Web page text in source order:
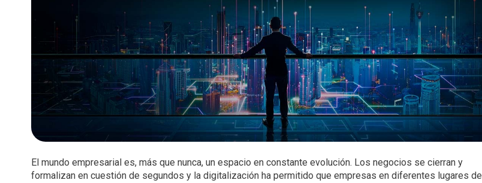
Comunicaciones Unificadas
Salas inteligentes
Soluciones de Valor Agregado
Claro Directo
Mensajeria de texto Empresarial
Bolsa de Gigas
MDM
Data Center
Hosting
Almacenamiento
Respaldo de información
Colocation
Conectividad Datacenter
Administración TI
Productividad
Soluciones de industria
Soluciones empresariales
Merchant SuperApp
Publicidad ATL
Publicidad Digital
Identidad Digital
Biometría
Score Crediticio
Geodata
Claro drive Negocio
Microsoft 365
Microsoft Perpetuo
Microsoft Suscription
Google Workspace
Seguridad
Seguridad Empresas
Seguridad Móvil Claro Lookout
Capacidades por Demanda
Administración de recursos en la nube
Servicios Estándar
Cloud Solution
CloudFlex Microsoft
El mundo empresarial es, más que nunca, un espacio en constante evolución. Los negocios se cierran y
formalizan en cuestión de segundos y la digitalización ha permitido que empresas en diferentes lugares del